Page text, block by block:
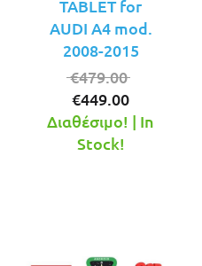
TABLET for
AUDI A4 mod.
2008-2015
€479.00
was:
€449.00
τρέχουσα
Διαθέσιμο! | In
Stock!